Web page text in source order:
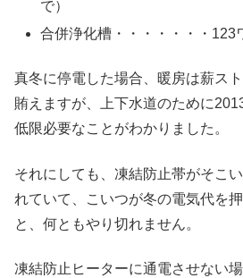
で）
合併浄化槽・・・・・・・123
真冬に停電した場合、暖房は薪ス
賄えますが、上下水道のために
低限必要なことがわかりました。
それにしても、凍結防止帯がそこ
れていて、こいつが冬の電気代を
と、何ともやり切れません。
凍結防止ヒーターに通電させない